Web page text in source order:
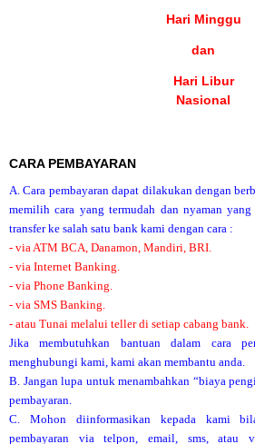
Hari Minggu
dan
Hari Libur
Nasional
CARA PEMBAYARAN
A. Cara pembayaran dapat dilakukan dengan
memilih cara yang termudah dan nyaman
transfer ke salah satu bank kami dengan cara :
- via ATM BCA, Danamon, Mandiri, BRI.
- via Internet Banking.
- via Phone Banking.
- via SMS Banking.
- atau Tunai melalui teller di setiap cabang bank.
Jika membutuhkan bantuan dalam cara
menghubungi kami, kami akan membantu anda.
B. Jangan lupa untuk menambahkan “biaya
pembayaran.
C. Mohon diinformasikan kepada kami
pembayaran via telpon, email, sms, atau